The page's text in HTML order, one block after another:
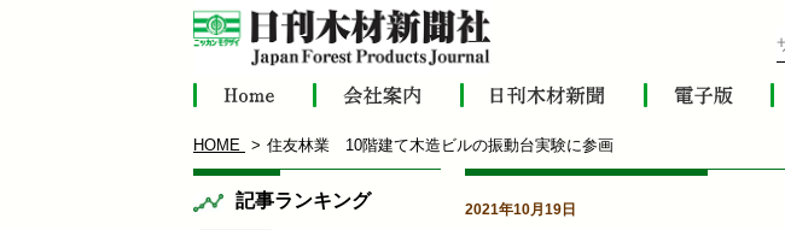
HOME 住友林業 10階建て木造ビルの振動台実験に参画
2021年10月19日
記事ランキング